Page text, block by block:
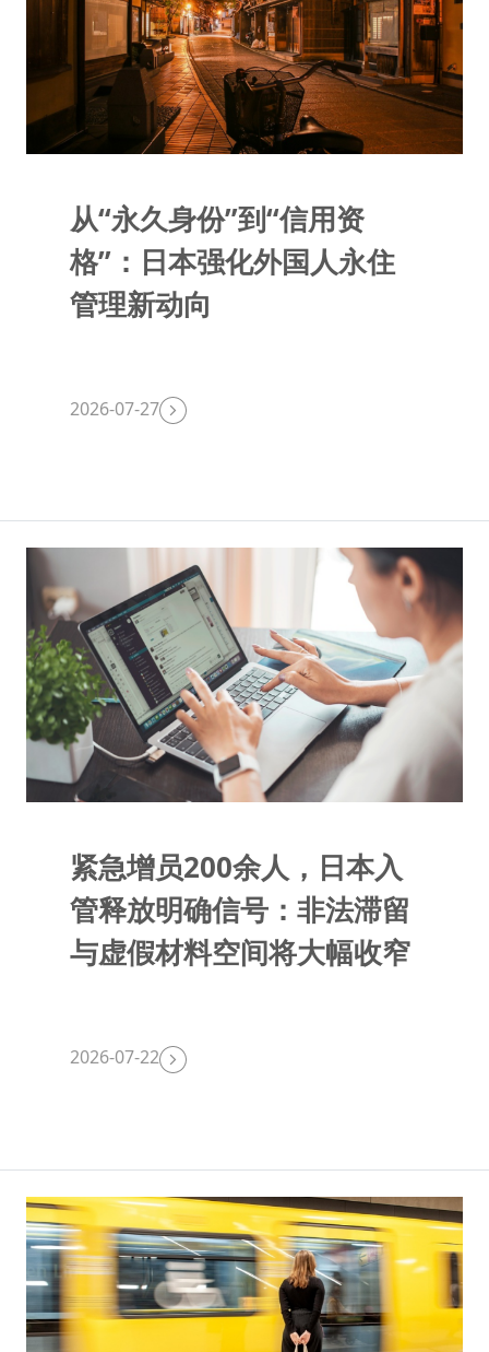
从“永久身份”到“信用资
格”：日本强化外国人永住
管理新动向
2026-07-27
紧急增员200余人，日本入
管释放明确信号：非法滞留
与虚假材料空间将大幅收窄
2026-07-22